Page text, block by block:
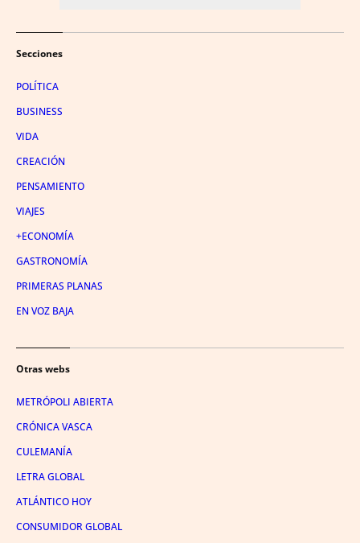
Secciones
POLÍTICA
BUSINESS
VIDA
CREACIÓN
PENSAMIENTO
VIAJES
+ECONOMÍA
GASTRONOMÍA
PRIMERAS PLANAS
EN VOZ BAJA
Otras webs
METRÓPOLI ABIERTA
CRÓNICA VASCA
CULEMANÍA
LETRA GLOBAL
ATLÁNTICO HOY
CONSUMIDOR GLOBAL